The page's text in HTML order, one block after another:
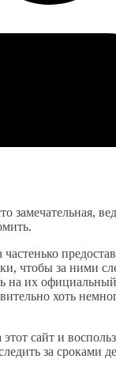
замечательная,
чтобы за ними
на их
хоть
сайт и
за сроками